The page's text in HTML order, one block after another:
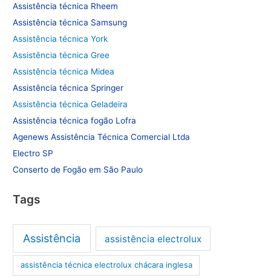
Assistência técnica Rheem
Assistência técnica Samsung
Assistência técnica York
Assistência técnica Gree
Assistência técnica Midea
Assistência técnica Springer
Assistência técnica Geladeira
Assistência técnica fogão Lofra
Agenews Assistência Técnica Comercial Ltda
Electro SP
Conserto de Fogão em São Paulo
Tags
Assistência assistência electrolux
assistência técnica electrolux chácara inglesa